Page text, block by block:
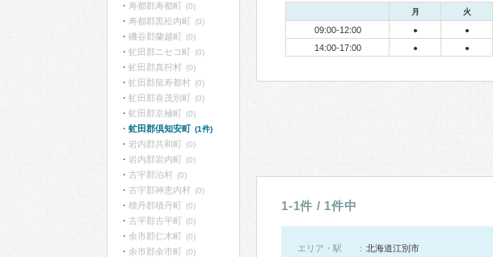
月 火
09:00-12:00 ● ●
14:00-17:00 ● ●
1-1件 / 1件中
エリア・駅
北海道江別市
寿都郡寿都町 (0)
寿都郡黒松内町 (0)
磯谷郡蘭越町 (0)
虻田郡ニセコ町 (0)
虻田郡真狩村 (0)
虻田郡留寿都村 (0)
虻田郡喜茂別町 (0)
虻田郡京極町 (0)
虻田郡倶知安町 (1件)
岩内郡共和町 (0)
岩内郡岩内町 (0)
古宇郡泊村 (0)
古宇郡神恵内村 (0)
積丹郡積丹町 (0)
古平郡古平町 (0)
余市郡仁木町 (0)
余市郡余市町 (0)